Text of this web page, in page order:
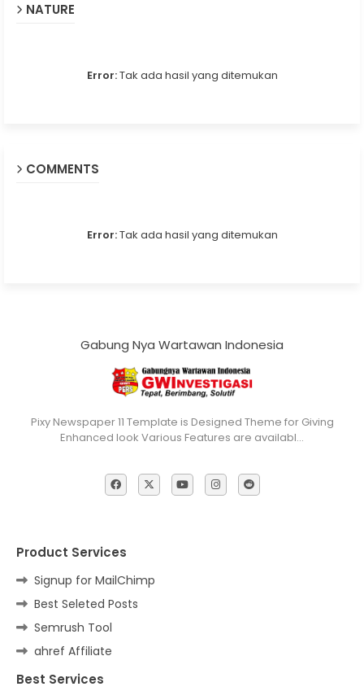
NATURE
Error:Tak ada hasil yang ditemukan
COMMENTS
Error:Tak ada hasil yang ditemukan
Gabung Nya Wartawan Indonesia
Pixy Newspaper 11 Template is Designed Theme for Giving
Enhanced look Various Features are availabl…
Product Services
Signup for MailChimp
Best Seleted Posts
Semrush Tool
ahref Affiliate
Best Services